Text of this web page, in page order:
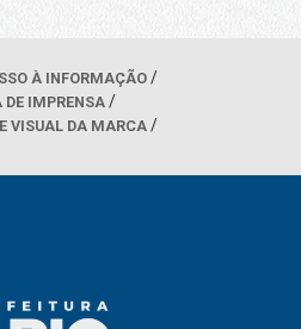
À INFORMAÇÃO
DE IMPRENSA
VISUAL DA MARCA